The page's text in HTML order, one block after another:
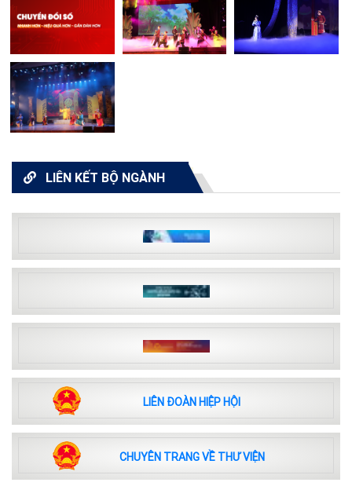
LIÊN KẾT BỘ NGÀNH
LIÊN ĐOÀN HIỆP HỘI
CHUYÊN TRANG VỀ THƯ VIỆN